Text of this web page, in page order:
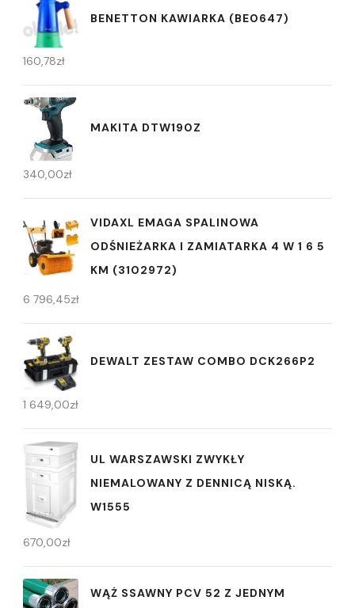
BENETTON KAWIARKA (BE0647)
160,78zł
MAKITA DTW190Z
340,00zł
VIDAXL EMAGA SPALINOWA
ODŚNIEŻARKA I ZAMIATARKA 4 W 1 6 5
KM (3102972)
6 796,45zł
DEWALT ZESTAW COMBO DCK266P2
1 649,00zł
UL WARSZAWSKI ZWYKŁY
NIEMALOWANY Z DENNICĄ NISKĄ.
W1555
670,00zł
WĄŻ SSAWNY PCV 52 Z JEDNYM